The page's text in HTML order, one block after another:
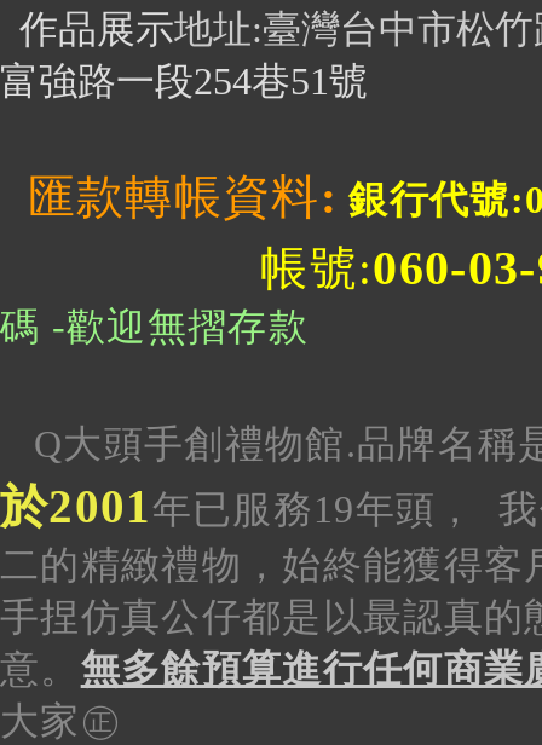
作品展示地址:臺灣台中市松
富強路一段254巷51號
匯款轉帳資料: 銀行代號
帳號:060-
碼 -歡迎無摺存款
Q大頭手創禮物館.品牌名稱
於2001年已服務19年頭 ，
二的精緻禮物，始終能獲得客
手捏仿真公仔都是以最認真的
意。 無多餘預算進行任何商
大家㊣